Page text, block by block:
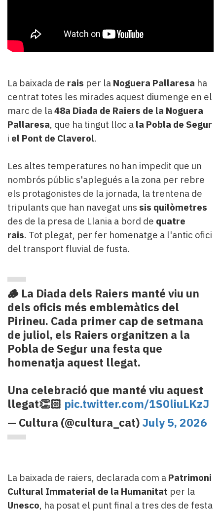
teva!
Subscriptors
del
Pallars
Contingut
patrocinat
Lo
més
La baixada de rais per la Noguera Pallaresa ha
centrat totes les mirades aquest diumenge en el
marc de la48a Diada de Raiers de la Noguera
Pallaresa, que ha tingut lloc a la Pobla de Segur
i el Pont de Claverol.
Les altes temperatures no han impedit que un
nombrós públic s'aplegués a la zona per rebre
els protagonistes de la jornada, la trentena de
tripulants que han navegat uns sis quilòmetres
des de la presa de Llania a bord de quatre
rais. Tot plegat, per fer homenatge a l'antic ofici
del transport fluvial de fusta.
🪵 La Diada dels Raiers manté viu un
dels oficis més emblemàtics del
Pirineu. Cada primer cap de setmana
de juliol, els Raiers organitzen a la
Pobla de Segur una festa que
homenatja aquest llegat.
Una celebració que manté viu aquest
llegat👏🏻 pic.twitter.com/1S0liuLKzJ
— Cultura (@cultura_cat) July 5, 2026
La baixada de raiers, declarada com a Patrimoni
Cultural Immaterial de la Humanitat per la
Unesco, ha posat el punt final a tres des de festa